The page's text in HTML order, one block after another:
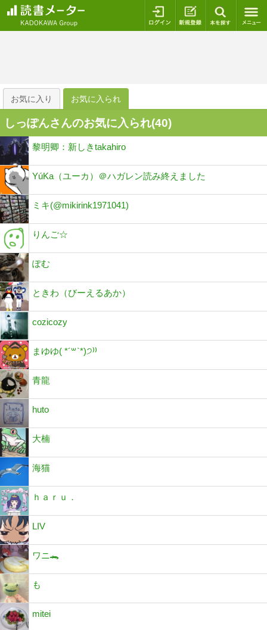
ログイン 新規登録
お気に入り お気に入られ
しっぽんさんのお気に入られ(40)
黎明卿：新しきtakahiro
YúKa（ユーカ）＠ハガレン読み終えました
ミキ(@mikirink1971041)
りんご☆
ぽむ
ときわ（びーえるあか）
cozicozy
まゆゆ( *´꒳`*)੭⁾⁾
青龍
huto
大楠
海猫
ｈａｒｕ．
LIV
ワニ🐊
も
mitei